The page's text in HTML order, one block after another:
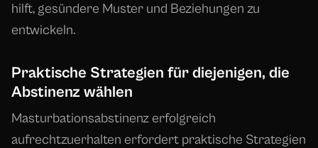
hilft, gesündere Muster und Beziehungen zu
entwickeln.
Praktische Strategien für diejenigen, die
Abstinenz wählen
Masturbationsabstinenz erfolgreich
aufrechtzuerhalten erfordert praktische Strategien